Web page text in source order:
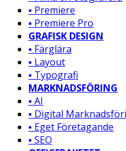
▪️ Premiere
▪️ Premiere Pro
GRAFISK DESIGN
▪️ Färglära
▪️ Layout
▪️ Typografi
MARKNADSFÖRING
▪️ AI
▪️ Digital
▪️ Eget Företagande
▪️ SEO